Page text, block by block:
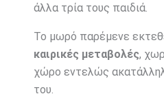
άλλα τρία τους παιδιά.
Το μωρό παρέμενε
καιρικές μεταβολές,
χώρο εντελώς
του.